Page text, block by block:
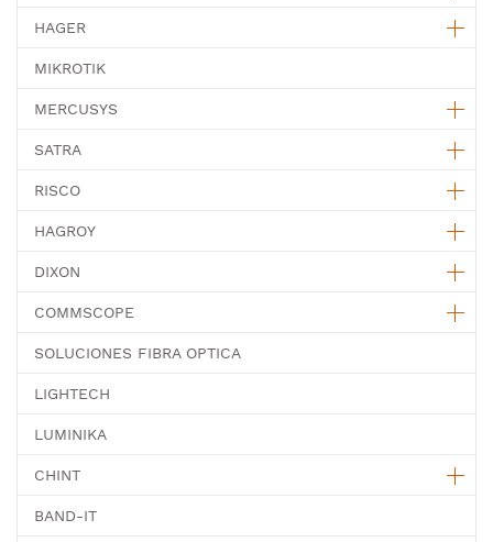
HAGER
MIKROTIK
MERCUSYS
SATRA
RISCO
HAGROY
DIXON
COMMSCOPE
SOLUCIONES FIBRA OPTICA
LIGHTECH
LUMINIKA
CHINT
BAND-IT